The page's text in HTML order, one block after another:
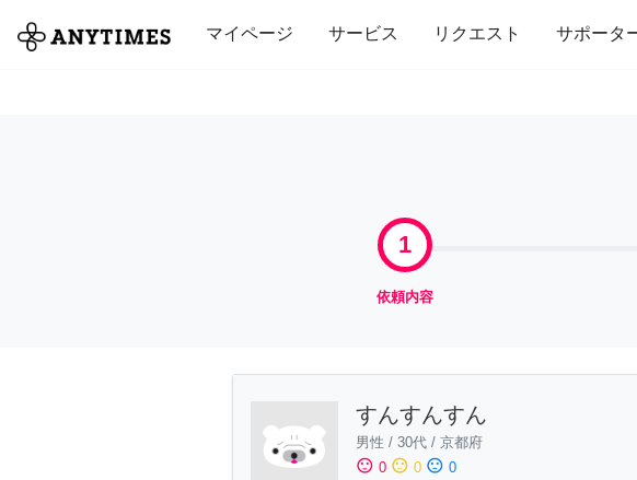
マイページ サービス リクエスト サポータ
全て 修理・組立 家事 引っ越し インテリア
1
依頼内容
すんすんすん
男性 / 30代 / 京都府
sentiment_satisfied 0 sentiment_neutral 0 sentiment_dissatisfied 0